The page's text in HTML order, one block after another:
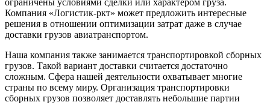
Компания «Логистик-ркт» может предложить интересные
решения в отношении оптимизации затрат даже в случае
доставки грузов авиатранспортом.
Наша компания также занимается транспортировкой сборных
грузов. Такой вариант доставки считается достаточно
сложным. Сфера нашей деятельности охватывает многие
страны по всему миру. Организация транспортировки
сборных грузов позволяет доставлять небольшие партии